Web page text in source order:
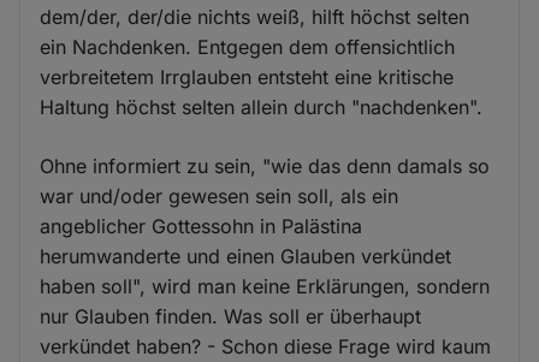
dem/der, der/die nichts weiß, hilft höchst selten
ein Nachdenken. Entgegen dem offensichtlich
verbreitetem Irrglauben entsteht eine kritische
Haltung höchst selten allein durch "nachdenken".
Ohne informiert zu sein, "wie das denn damals so
war und/oder gewesen sein soll, als ein
angeblicher Gottessohn in Palästina
herumwanderte und einen Glauben verkündet
haben soll", wird man keine Erklärungen, sondern
nur Glauben finden. Was soll er überhaupt
verkündet haben? - Schon diese Frage wird kaum